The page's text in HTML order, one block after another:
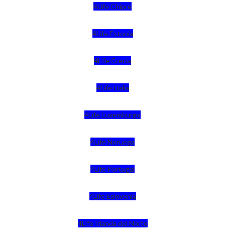
4Life Chipre
4Life Estonia
4Life Crecia
4Life Italia
4Life Luxemburgo
4Life Noruega
4Life Portugal
4Life Eslovenia
4Life Irlanda del Norte